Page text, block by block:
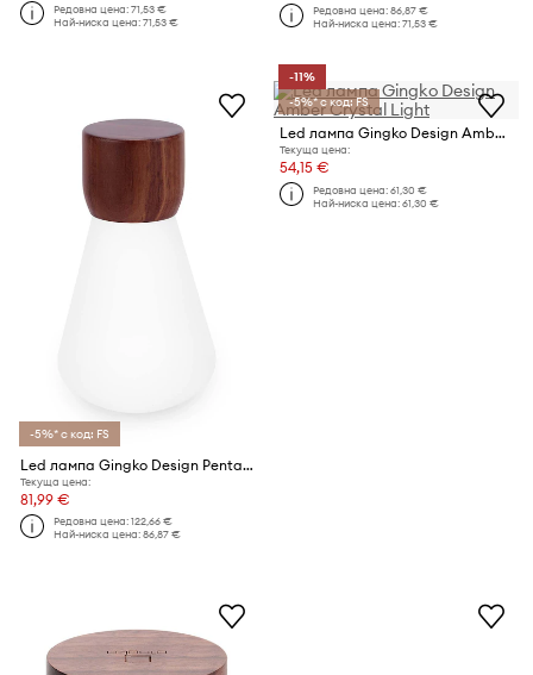
Редовна цена:71,53 €
Най-ниска цена:71,53 €
Редовна цена:86,87 €
Най-ниска цена:71,53 €
-5%* с код: FS
Led лампа Gingko Design Pentagon
Текуща цена:
81,99 €
Редовна цена:122,66 €
Най-ниска цена:86,87 €
-11%
-5%* с код: FS
Led лампа Gingko Design Amber Crystal Light
Текуща цена:
54,15 €
Редовна цена:61,30 €
Най-ниска цена:61,30 €